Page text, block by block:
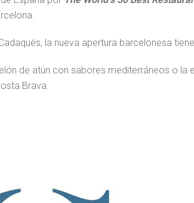
la nueva apertura barcelonesa
de atún con sabores mediterráneos o la
Brava.